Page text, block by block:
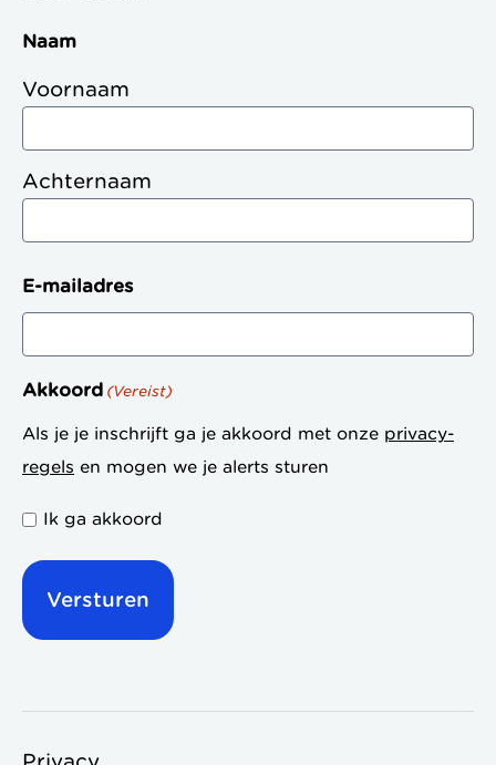
Naam
Voornaam
Achternaam
E-mailadres
Akkoord (Vereist)
Als je je inschrijft ga je akkoord met onze privacy-
regels en mogen we je alerts sturen
Ik ga akkoord